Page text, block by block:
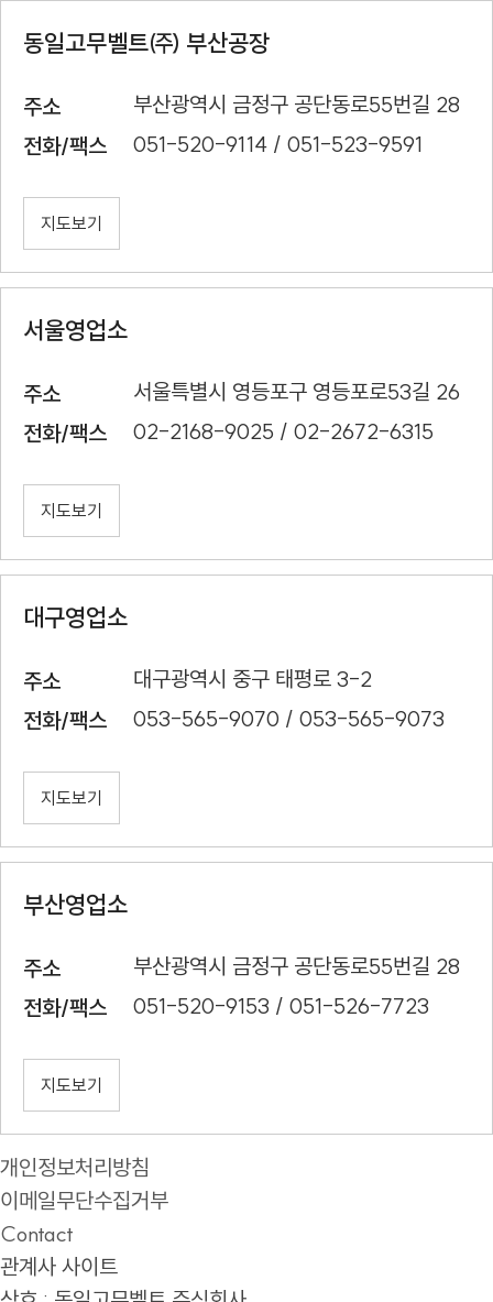
동일고무벨트㈜ 부산공장
주소
부산광역시 금정구 공단동로55번길 28
전화/팩스
051-520-9114 / 051-523-9591
지도보기
서울영업소
주소
서울특별시 영등포구 영등포로53길 26
전화/팩스
02-2168-9025 / 02-2672-6315
지도보기
대구영업소
주소
대구광역시 중구 태평로 3-2
전화/팩스
053-565-9070 / 053-565-9073
지도보기
부산영업소
주소
부산광역시 금정구 공단동로55번길 28
전화/팩스
051-520-9153 / 051-526-7723
지도보기
개인정보처리방침
이메일무단수집거부
Contact
관계사 사이트